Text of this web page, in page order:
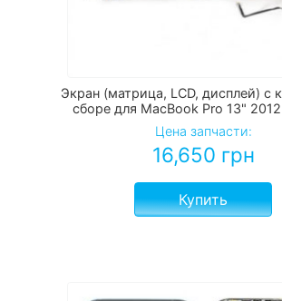
Экран (матрица, LCD, дисплей) с
сборе для MacBook Pro 13"
Цена запчасти:
16,650 грн
Купить